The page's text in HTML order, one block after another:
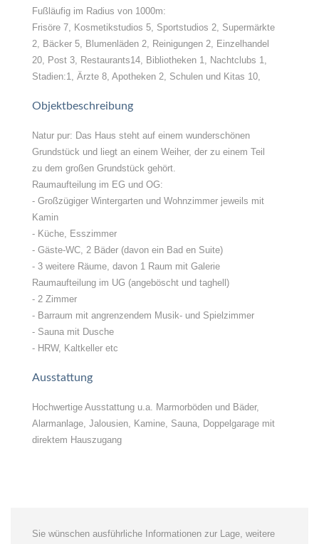
Fußläufig im Radius von 1000m:
Frisöre 7, Kosmetikstudios 5, Sportstudios 2, Supermärkte
2, Bäcker 5, Blumenläden 2, Reinigungen 2, Einzelhandel
20, Post 3, Restaurants14, Bibliotheken 1, Nachtclubs 1,
Stadien:1, Ärzte 8, Apotheken 2, Schulen und Kitas 10,
Objektbeschreibung
Natur pur: Das Haus steht auf einem wunderschönen
Grundstück und liegt an einem Weiher, der zu einem Teil
zu dem großen Grundstück gehört.
Raumaufteilung im EG und OG:
- Großzügiger Wintergarten und Wohnzimmer jeweils mit
Kamin
- Küche, Esszimmer
- Gäste-WC, 2 Bäder (davon ein Bad en Suite)
- 3 weitere Räume, davon 1 Raum mit Galerie
Raumaufteilung im UG (angeböscht und taghell)
- 2 Zimmer
- Barraum mit angrenzendem Musik- und Spielzimmer
- Sauna mit Dusche
- HRW, Kaltkeller etc
Ausstattung
Hochwertige Ausstattung u.a. Marmorböden und Bäder,
Alarmanlage, Jalousien, Kamine, Sauna, Doppelgarage mit
direktem Hauszugang
Sie wünschen ausführliche Informationen zur Lage, weitere